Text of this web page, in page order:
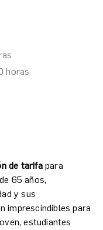
horas
de tarifapara
65 años,
y sus
imprescindibles para
estudiantes